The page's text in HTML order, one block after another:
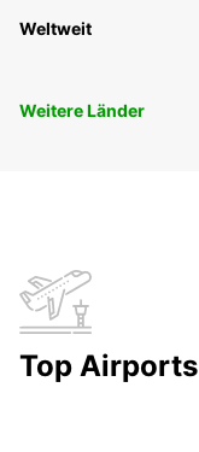
Weltweit
Weitere Länder
Top Airports